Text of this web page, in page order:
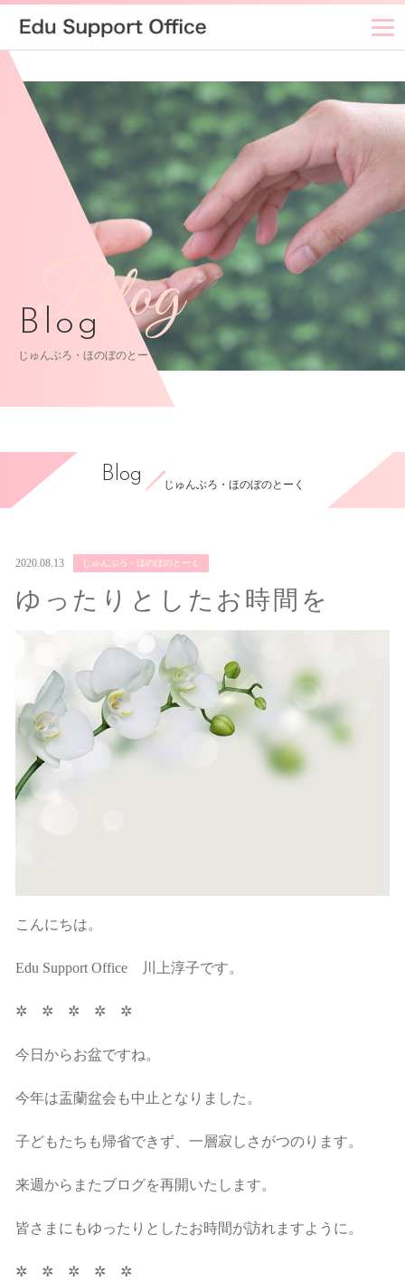
Blog
Blog
じゅんぶろ・ほのぼのとーく
Blog
じゅんぶろ・ほのぼのとーく
2020.08.13 じゅんぶろ・ほのぼのとーく
ゆったりとしたお時間を
こんにちは。
Edu Support Office 川上淳子です。
✲ ✲ ✲ ✲ ✲
今日からお盆ですね。
今年は盂蘭盆会も中止となりました。
子どもたちも帰省できず、一層寂しさがつのります。
来週からまたブログを再開いたします。
皆さまにもゆったりとしたお時間が訪れますように。
✲ ✲ ✲ ✲ ✲